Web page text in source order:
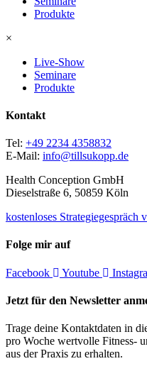
Produkte
×
Live-Show
Seminare
Produkte
Kontakt
Tel: +49 2234 4358832
E-Mail: info@tillsukopp.de
Health Conception GmbH
Dieselstraße 6, 50859 Köln
kostenloses Strategiegespräch
Folge mir auf
Facebook Youtube
Jetzt für den Newsletter
Trage deine Kontaktdaten in
pro Woche wertvolle Fitness-
aus der Praxis zu erhalten.